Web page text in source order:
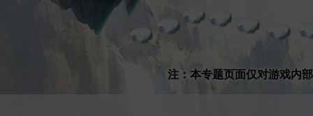
注：本专题页面仅对游戏内